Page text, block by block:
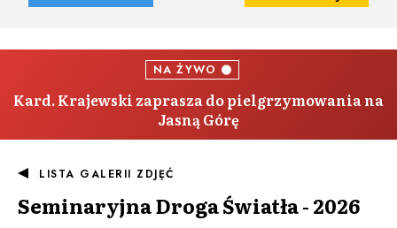
NA ŻYWO
Kard. Krajewski zaprasza do pielgrzymowania na
Jasną Górę
LISTA GALERII ZDJĘĆ
Seminaryjna Droga Światła - 2026